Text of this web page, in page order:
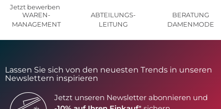
Jetzt bewerben
WAREN-
MANAGEMENT
ABTEILUNGS-
LEITUNG
BERATUNG
DAMENMODE
Lassen Sie sich von den neuesten Trends in unseren
Newslettern inspirieren
Jetzt unseren Newsletter abonnieren und